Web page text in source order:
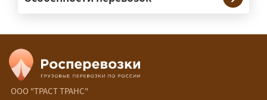
прикрытия зависит от габаритов
груза и маршрута; это определяется
Сколько стоит перевозка
негабарита?
ООО "ТРАСТ ТРАНС"